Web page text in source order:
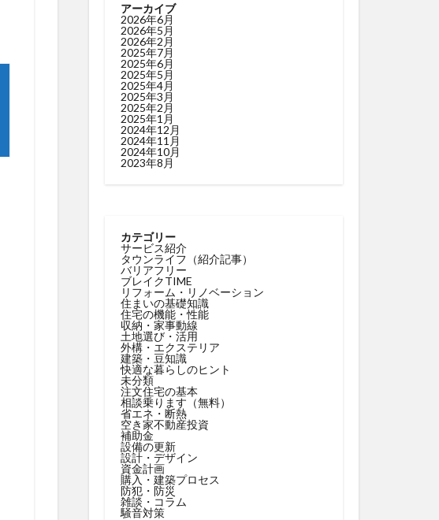
アーカイブ
2026年6月
2026年5月
2026年2月
2025年7月
2025年6月
2025年5月
2025年4月
2025年3月
2025年2月
2025年1月
2024年12月
2024年11月
2024年10月
2023年8月
カテゴリー
サービス紹介
タウンライフ（紹介記事）
バリアフリー
ブレイクTIME
リフォーム・リノベーション
住まいの基礎知識
住宅の機能・性能
収納・家事動線
土地選び・活用
外構・エクステリア
建築・豆知識
快適な暮らしのヒント
未分類
注文住宅の基本
相談乗ります（無料）
省エネ・断熱
空き家不動産投資
補助金
設備の更新
設計・デザイン
資金計画
購入・建築プロセス
防犯・防災
雑談・コラム
騒音対策